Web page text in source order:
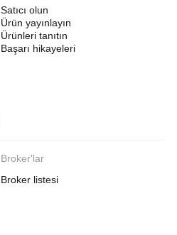
Satıcı olun
Ürün yayınlayın
Ürünleri tanıtın
Başarı hikayeleri
Broker'lar
Broker listesi